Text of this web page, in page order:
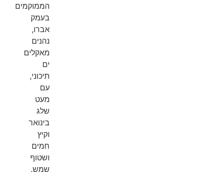
הממוקמים
בעמק
אברו,
נהנים
מאקלים
ים
תיכוני,
עם
מעט
שלג
בינואר
וקיץ
חמים
ושטוף
שמש.